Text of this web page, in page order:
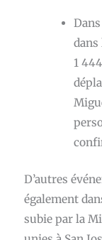
dans
1
D’autres
également
subie par la